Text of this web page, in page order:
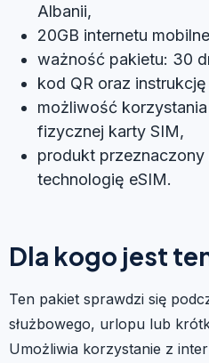
Albanii,
20GB internetu
ważność pakietu: 30
kod QR oraz
możliwość
fizycznej karty SIM,
produkt przeznaczony
technologię eSIM.
Dla kogo jest
Ten pakiet sprawdzi się
służbowego, urlopu lub
Umożliwia korzystanie z